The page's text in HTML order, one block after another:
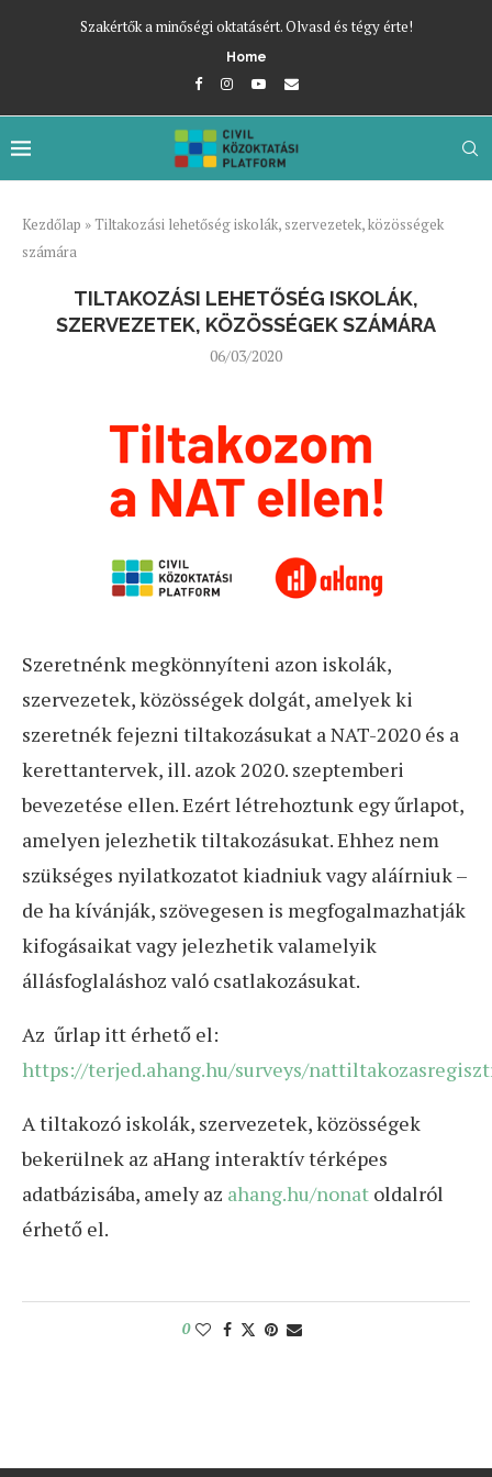
Szakértők a minőségi oktatásért. Olvasd és tégy érte!
Home
Kezdőlap »Tiltakozási lehetőség iskolák, szervezetek, közösségek
számára
TILTAKOZÁSI LEHETŐSÉG ISKOLÁK,
SZERVEZETEK, KÖZÖSSÉGEK SZÁMÁRA
06/03/2020
Szeretnénk megkönnyíteni azon iskolák,
szervezetek, közösségek dolgát, amelyek ki
szeretnék fejezni tiltakozásukat a NAT-2020 és a
kerettantervek, ill. azok 2020. szeptemberi
bevezetése ellen. Ezért létrehoztunk egy űrlapot,
amelyen jelezhetik tiltakozásukat. Ehhez nem
szükséges nyilatkozatot kiadniuk vagy aláírniuk –
de ha kívánják, szövegesen is megfogalmazhatják
kifogásaikat vagy jelezhetik valamelyik
állásfoglaláshoz való csatlakozásukat.
Az űrlap itt érhető el:
https://terjed.ahang.hu/surveys/
A tiltakozó iskolák, szervezetek, közösségek
bekerülnek az aHang interaktív térképes
adatbázisába, amely az ahang.hu/nonat oldalról
érhető el.
0